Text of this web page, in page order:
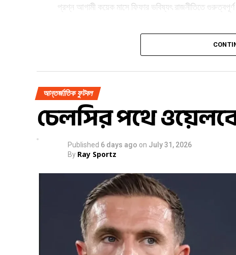
প্রশ্ন আগামী কয়েক মাসে ফিফার ভবিষ্যৎ রাজনীতিতে
আন্তর্জাতিক ফুটবল
চেলসির পথে
Published 6 days ago on July 31, 2026
By Ray Sportz